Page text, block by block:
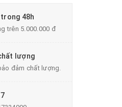
trong 48h
trên 5.000.000 đ
lượng
đảm chất lượng.